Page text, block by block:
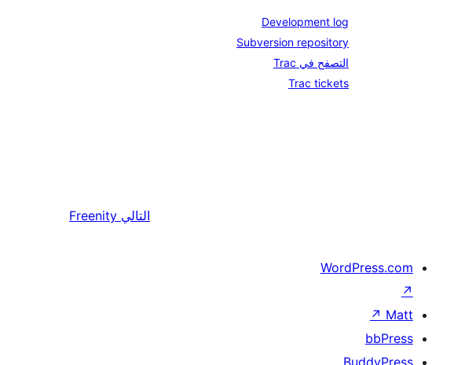
Development log
Subversion repository
التصفح في Trac
Trac tickets
التالي Freenity
WordPress.com
↗
Matt
↗
bbPress